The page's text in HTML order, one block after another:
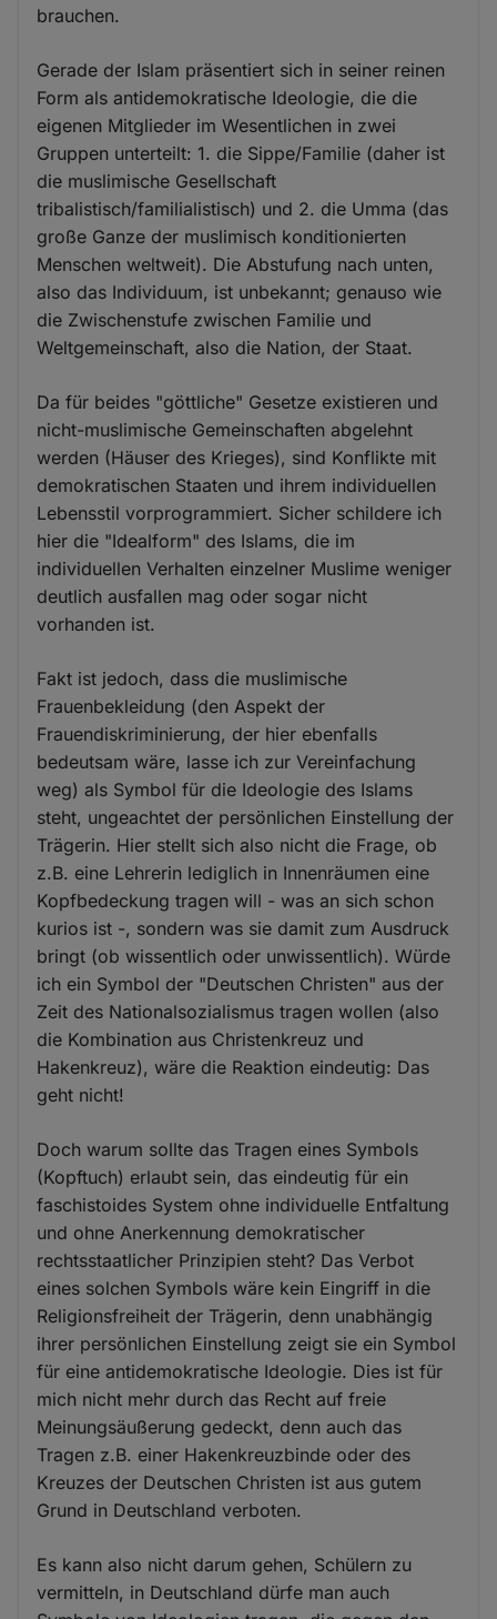
brauchen.
Gerade der Islam präsentiert sich in seiner reinen
Form als antidemokratische Ideologie, die die
eigenen Mitglieder im Wesentlichen in zwei
Gruppen unterteilt: 1. die Sippe/Familie (daher ist
die muslimische Gesellschaft
tribalistisch/familialistisch) und 2. die Umma (das
große Ganze der muslimisch konditionierten
Menschen weltweit). Die Abstufung nach unten,
also das Individuum, ist unbekannt; genauso wie
die Zwischenstufe zwischen Familie und
Weltgemeinschaft, also die Nation, der Staat.
Da für beides "göttliche" Gesetze existieren und
nicht-muslimische Gemeinschaften abgelehnt
werden (Häuser des Krieges), sind Konflikte mit
demokratischen Staaten und ihrem individuellen
Lebensstil vorprogrammiert. Sicher schildere ich
hier die "Idealform" des Islams, die im
individuellen Verhalten einzelner Muslime weniger
deutlich ausfallen mag oder sogar nicht
vorhanden ist.
Fakt ist jedoch, dass die muslimische
Frauenbekleidung (den Aspekt der
Frauendiskriminierung, der hier ebenfalls
bedeutsam wäre, lasse ich zur Vereinfachung
weg) als Symbol für die Ideologie des Islams
steht, ungeachtet der persönlichen Einstellung der
Trägerin. Hier stellt sich also nicht die Frage, ob
z.B. eine Lehrerin lediglich in Innenräumen eine
Kopfbedeckung tragen will - was an sich schon
kurios ist -, sondern was sie damit zum Ausdruck
bringt (ob wissentlich oder unwissentlich). Würde
ich ein Symbol der "Deutschen Christen" aus der
Zeit des Nationalsozialismus tragen wollen (also
die Kombination aus Christenkreuz und
Hakenkreuz), wäre die Reaktion eindeutig: Das
geht nicht!
Doch warum sollte das Tragen eines Symbols
(Kopftuch) erlaubt sein, das eindeutig für ein
faschistoides System ohne individuelle Entfaltung
und ohne Anerkennung demokratischer
rechtsstaatlicher Prinzipien steht? Das Verbot
eines solchen Symbols wäre kein Eingriff in die
Religionsfreiheit der Trägerin, denn unabhängig
ihrer persönlichen Einstellung zeigt sie ein Symbol
für eine antidemokratische Ideologie. Dies ist für
mich nicht mehr durch das Recht auf freie
Meinungsäußerung gedeckt, denn auch das
Tragen z.B. einer Hakenkreuzbinde oder des
Kreuzes der Deutschen Christen ist aus gutem
Grund in Deutschland verboten.
Es kann also nicht darum gehen, Schülern zu
vermitteln, in Deutschland dürfe man auch